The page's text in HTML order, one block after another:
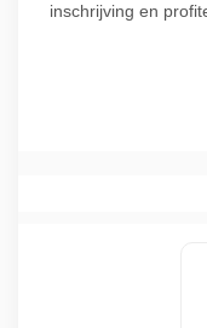
inschrijving en